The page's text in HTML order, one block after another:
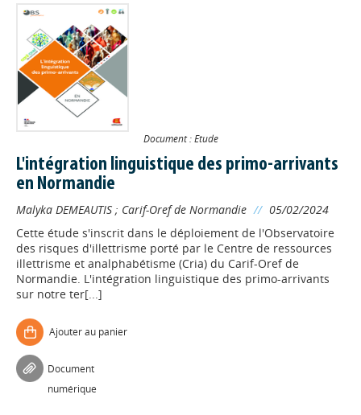
Document : Etude
L'intégration linguistique des primo-arrivants
en Normandie
Malyka DEMEAUTIS ; Carif-Oref de Normandie // 05/02/2024
Cette étude s'inscrit dans le déploiement de l'Observatoire
des risques d'illettrisme porté par le Centre de ressources
illettrisme et analphabétisme (Cria) du Carif-Oref de
Normandie. L'intégration linguistique des primo-arrivants
sur notre ter[...]
Ajouter au panier
Document
numérique